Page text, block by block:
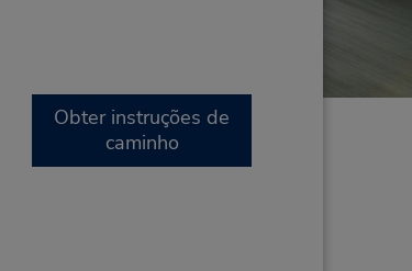
Obter instruções de
caminho